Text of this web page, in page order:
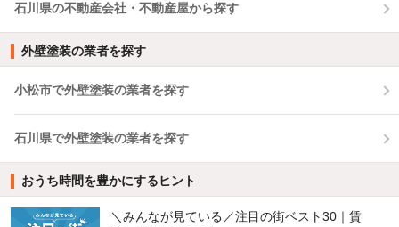
石川県の不動産会社・不動産屋から探す
外壁塗装の業者を探す
小松市で外壁塗装の業者を探す
石川県で外壁塗装の業者を探す
おうち時間を豊かにするヒント
＼みんなが見ている／注目の街ベスト30｜賃